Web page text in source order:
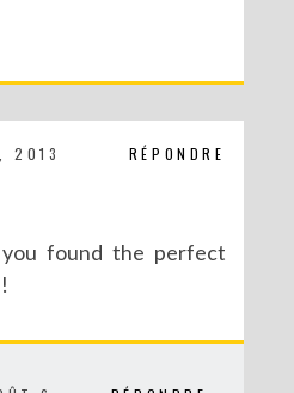
RÉPONDRE
2013
found the perfect